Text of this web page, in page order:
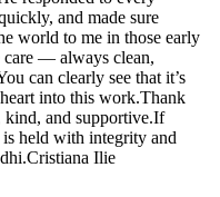
and made sure
world to me in those early
care — always clean,
can clearly see that it’s
into this work.Thank
and supportive.If
held with integrity and
Ilie